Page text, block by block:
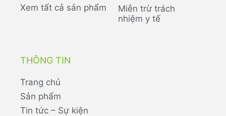
Xem tất cả sản phẩm
Miễn trừ trách
nhiệm y tế
THÔNG TIN
Trang chủ
Sản phẩm
Tin tức – Sự kiện